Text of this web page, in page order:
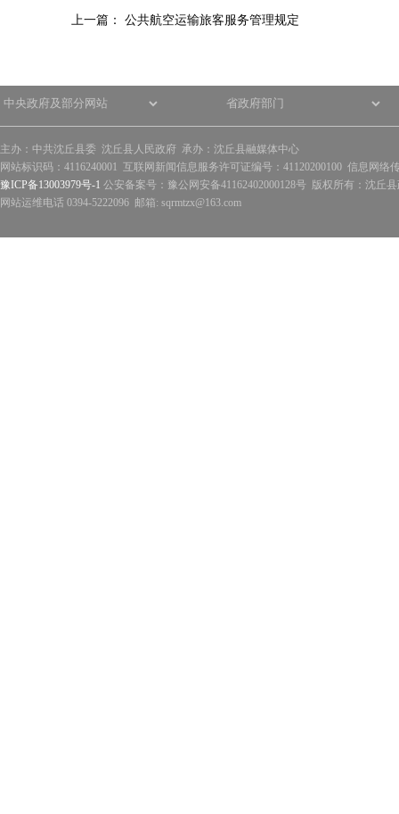
上一篇： 公共航空运输旅客服务管理规定
主办：中共沈丘县委 沈丘县人民政府 承办：沈丘县融媒体中心
网站标识码：4116240001 互联网新闻信息服务许可证编号：41120200100 信息网络
豫ICP备13003979号-1 公安备案号：豫公网安备41162402000128号 版权所有：沈丘
网站运维电话 0394-5222096 邮箱: sqrmtzx@163.com